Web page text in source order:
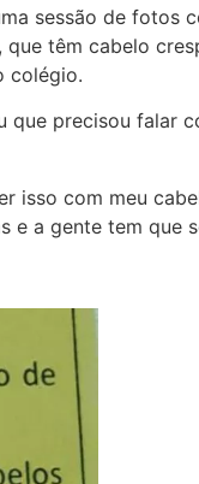
sessão de fotos
têm cabelo
colégio.
precisou falar
isso com meu
a gente tem que